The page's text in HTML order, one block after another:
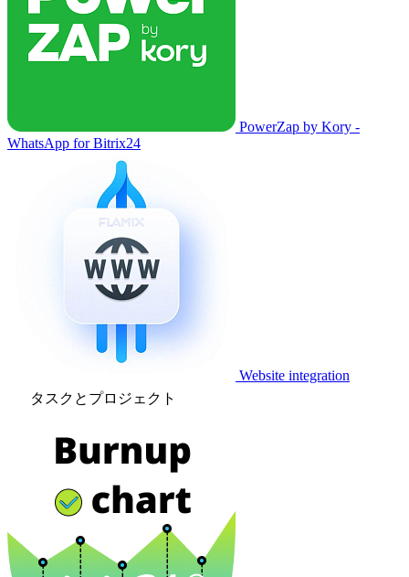
PowerZap by Kory -
WhatsApp for Bitrix24
Website integration
タスクとプロジェクト